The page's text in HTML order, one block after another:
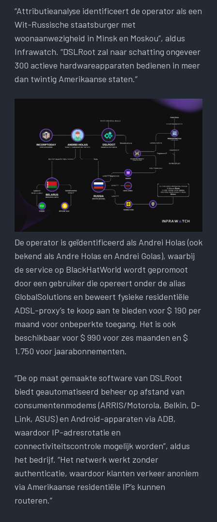
“Attributieanalyse identificeert de operator als een
Wit-Russische staatsburger met
woonaanwezigheid in Minsk en Moskou”, aldus
Infrawatch. “DSLRoot zal naar schatting ongeveer
300 actieve hardwareapparaten bedienen in meer
dan twintig Amerikaanse staten.”
De operator is geïdentificeerd als Andrei Holas (ook
bekend als Andre Holas en Andrei Golas), waarbij
de service op BlackHatWorld wordt gepromoot
door een gebruiker die opereert onder de alias
GlobalSolutions en beweert fysieke residentiële
ADSL-proxy’s te koop aan te bieden voor $ 190 per
maand voor onbeperkte toegang. Het is ook
beschikbaar voor $ 990 voor zes maanden en $
1.750 voor jaarabonnementen.
“De op maat gemaakte software van DSLRoot
biedt geautomatiseerd beheer op afstand van
consumentenmodems (ARRIS/Motorola, Belkin, D-
Link, ASUS) en Android-apparaten via ADB,
waardoor IP-adresrotatie en
connectiviteitscontrole mogelijk worden”, aldus
het bedrijf. “Het netwerk werkt zonder
authenticatie, waardoor klanten verkeer anoniem
via Amerikaanse residentiële IP’s kunnen
routeren.”